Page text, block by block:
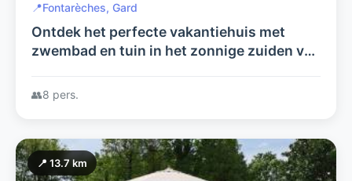
📍Fontarèches, Gard
Ontdek het perfecte vakantiehuis met
zwembad en tuin in het zonnige zuiden van
👥8 pers.
📍 13.7 km